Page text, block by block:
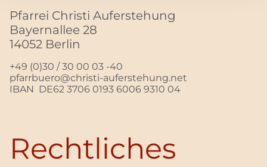
Pfarrei Christi Auferstehung
Bayernallee 28
14052 Berlin
+49 (0)30 / 30 00 03 -40
pfarrbuero@christi-auferstehung.net
IBAN DE62 3706 0193 6006 9310 04
Rechtliches